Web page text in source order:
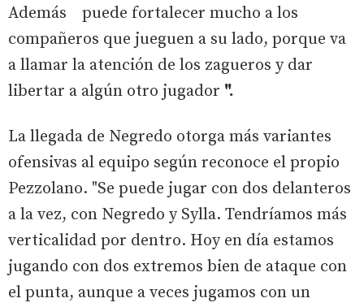
Además
puede fortalecer mucho a los
compañeros que jueguen a su lado, porque va
a llamar la atención de los zagueros y dar
libertar a algún otro jugador ".
La llegada de Negredo otorga más variantes
ofensivas al equipo según reconoce el propio
Pezzolano. "Se puede jugar con dos delanteros
a la vez, con Negredo y Sylla. Tendríamos más
verticalidad por dentro. Hoy en día estamos
jugando con dos extremos bien de ataque con
el punta, aunque a veces jugamos con un